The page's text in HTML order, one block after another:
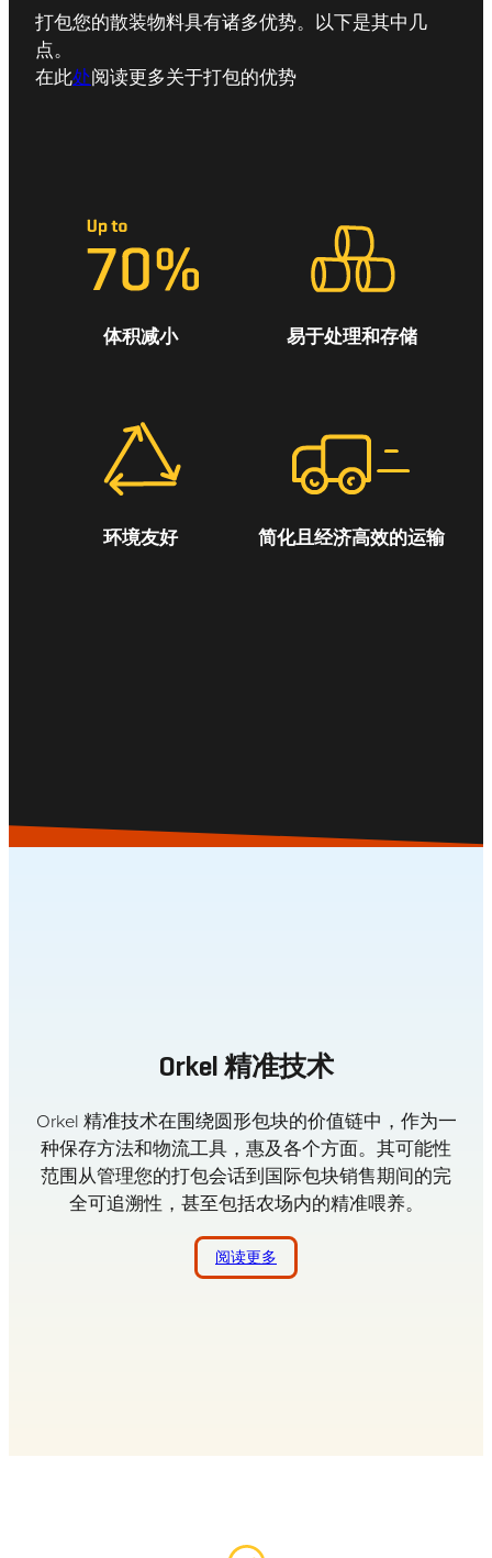
打包您的散装物料具有诸多优势。以下是其中几
点。
在此处阅读更多关于打包的优势
体积减小 易于处理和存储
环境友好 简化且经济高效的运输
Orkel 精准技术
Orkel 精准技术在围绕圆形包块的价值链中，作为一
种保存方法和物流工具，惠及各个方面。其可能性
范围从管理您的打包会话到国际包块销售期间的完
全可追溯性，甚至包括农场内的精准喂养。
阅读更多